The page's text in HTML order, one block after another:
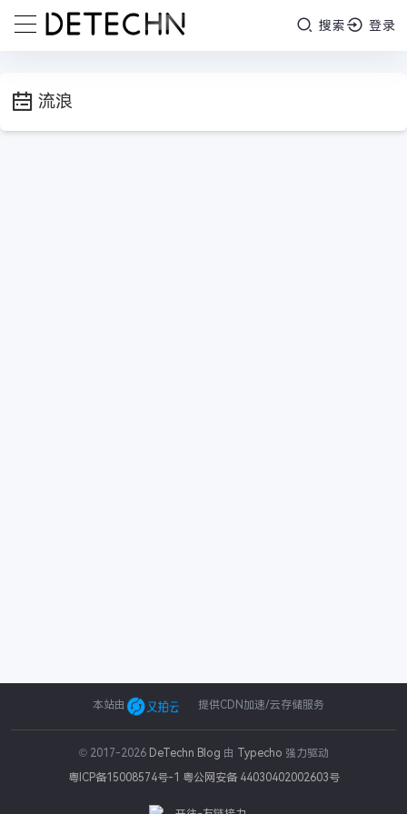
搜索 登录
流浪
本站由 提供CDN加速/云存储服务
© 2017-2026 DeTechn Blog 由 Typecho 强力驱动
粤ICP备15008574号-1 粤公网安备 44030402002603号